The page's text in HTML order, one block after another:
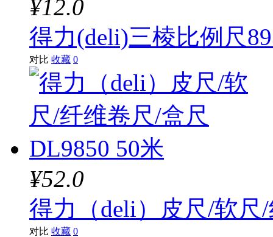
¥12.0
得力(deli)三棱比例尺
对比 收藏 0
¥52.0
得力（deli）皮尺/软尺
对比 收藏 0